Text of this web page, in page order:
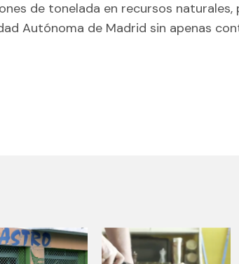
de tonelada en recursos naturales,
Autónoma de Madrid sin apenas